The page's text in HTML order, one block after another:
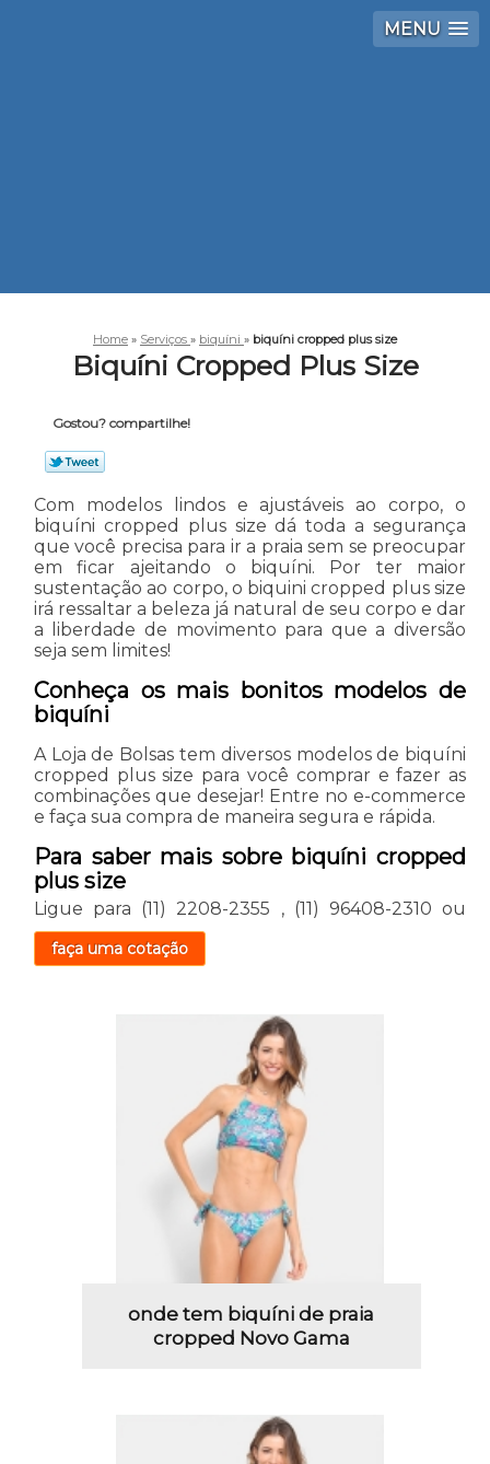
MENU
Home » Serviços » biquíni » biquíni cropped plus size
Biquíni Cropped Plus Size
Gostou? compartilhe!
Com modelos lindos e ajustáveis ao corpo, o
biquíni cropped plus size dá toda a segurança
que você precisa para ir a praia sem se preocupar
em ficar ajeitando o biquíni. Por ter maior
sustentação ao corpo, o biquini cropped plus size
irá ressaltar a beleza já natural de seu corpo e dar
a liberdade de movimento para que a diversão
seja sem limites!
Conheça os mais bonitos modelos de
biquíni
A Loja de Bolsas tem diversos modelos de biquíni
cropped plus size para você comprar e fazer as
combinações que desejar! Entre no e-commerce
e faça sua compra de maneira segura e rápida.
Para saber mais sobre biquíni cropped
plus size
Ligue para (11) 2208-2355 , (11) 96408-2310 ou
faça uma cotação
onde tem biquíni de praia
cropped Novo Gama